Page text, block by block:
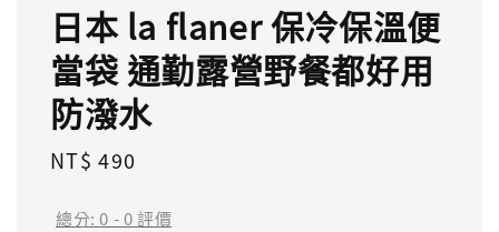
日本 la flaner 保冷保溫便
當袋 通勤露營野餐都好用
防潑水
Regular
NT$ 490
總分:0 -0評價